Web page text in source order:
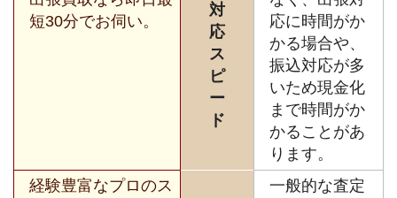
短30分でお伺い。
対
応
ス
ピ
ー
ド
応に時間がか
かる場合や、
振込対応が多
いため現金化
まで時間がか
かることがあ
ります。
経験豊富なプロのス
一般的な査定